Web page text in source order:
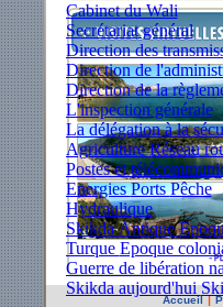
Cabinet du Wali
Secrétariat général
Direction des
Direction de
Direction de la
L'inspection générale
La délégation à la
AgricultureRéseau
Postes et
EnergiesPortsPêche
Hydraulique
Skikda Antique
Turque Epoque
Guerre de libération
Skikda aujourd'hui
Accueil |